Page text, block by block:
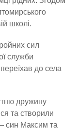
школі.
сил
служби
до села
дружину
та створили
син Максим та